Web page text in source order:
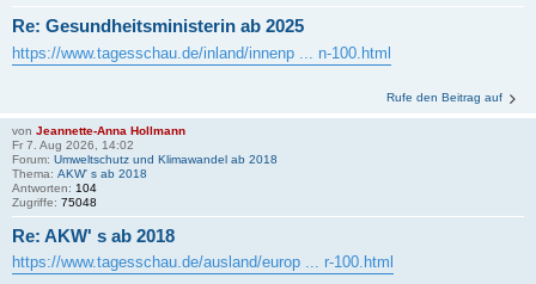
Re: Gesundheitsministerin ab 2025
https://www.tagesschau.de/inland/innenp ... n-100.html
Rufe den Beitrag auf
von Jeannette-Anna Hollmann
Fr 7. Aug 2026, 14:02
Forum: Umweltschutz und Klimawandel ab 2018
Thema: AKW' s ab 2018
Antworten: 104
Zugriffe: 75048
Re: AKW' s ab 2018
https://www.tagesschau.de/ausland/europ ... r-100.html